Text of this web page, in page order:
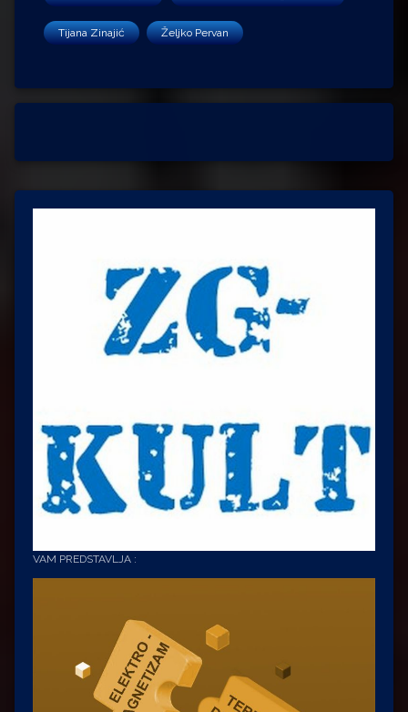
Tijana Zinajić Željko Pervan
VAM PREDSTAVLJA :